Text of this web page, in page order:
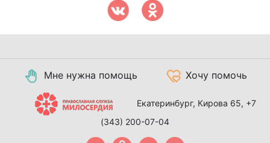
Мне нужна помощь Хочу помочь
Екатеринбург, Кирова 65, +7
(343) 200-07-04